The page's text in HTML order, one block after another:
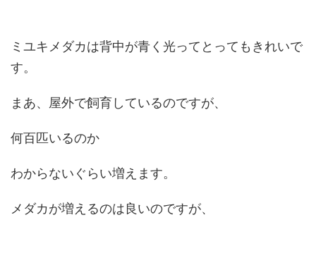
ミユキメダカは背中が青く光ってとってもきれいで
す。
まあ、屋外で飼育しているのですが、
何百匹いるのか
わからないぐらい増えます。
メダカが増えるのは良いのですが、